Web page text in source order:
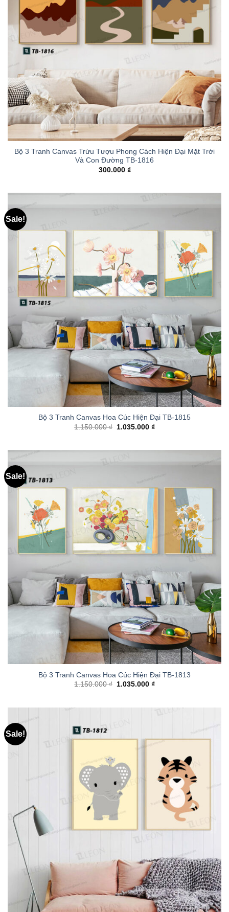
Bộ 3 Tranh Canvas Trừu Tượu Phong Cách Hiện Đại Mặt Trời
Và Con Đường TB-1816
300.000 ₫
Sale!
Bộ 3 Tranh Canvas Hoa Cúc Hiện Đại TB-1815
1.150.000₫ 1.035.000₫
Sale!
Bộ 3 Tranh Canvas Hoa Cúc Hiện Đại TB-1813
1.150.000₫ 1.035.000₫
Sale!